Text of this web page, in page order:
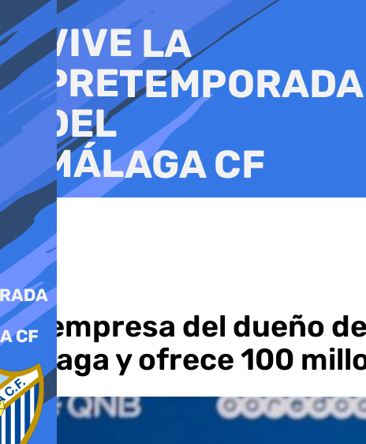
al
contenido
La empresa del dueño
Málaga y ofrece 100